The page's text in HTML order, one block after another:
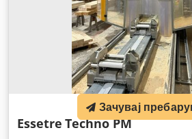
Essetre Techno PM
Зачувај